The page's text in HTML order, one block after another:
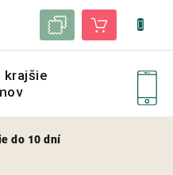
Zoznam vzoriek Nákupný košík
do 10 dní